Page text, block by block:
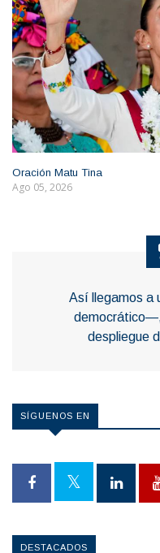
Oración Matu Tina
Ago 05, 2026
Así llegamos a
despliegue
SÍGUENOS EN
DESTACADOS